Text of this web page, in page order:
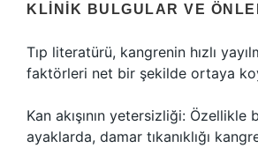
KLINIK BULGULAR VE
Tıp literatürü, kangrenin hızlı
faktörleri net bir şekilde ortaya
Kan akışının yetersizliği: Özellikle
ayaklarda, damar tıkanıklığı